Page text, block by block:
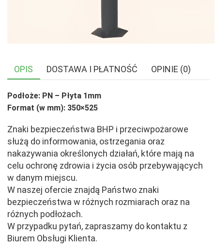
OPIS DOSTAWA I PŁATNOŚĆ OPINIE (0)
Podłoże: PN – Płyta 1mm
Format (w mm): 350×525
Znaki bezpieczeństwa BHP i przeciwpożarowe
służą do informowania, ostrzegania oraz
nakazywania określonych działań, które mają na
celu ochronę zdrowia i życia osób przebywających
w danym miejscu.
W naszej ofercie znajdą Państwo znaki
bezpieczeństwa w różnych rozmiarach oraz na
różnych podłożach.
W przypadku pytań, zapraszamy do kontaktu z
Biurem Obsługi Klienta.